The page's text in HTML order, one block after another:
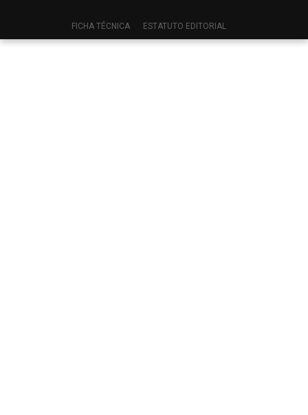
FICHA TÉCNICA ESTATUTO EDITORIAL